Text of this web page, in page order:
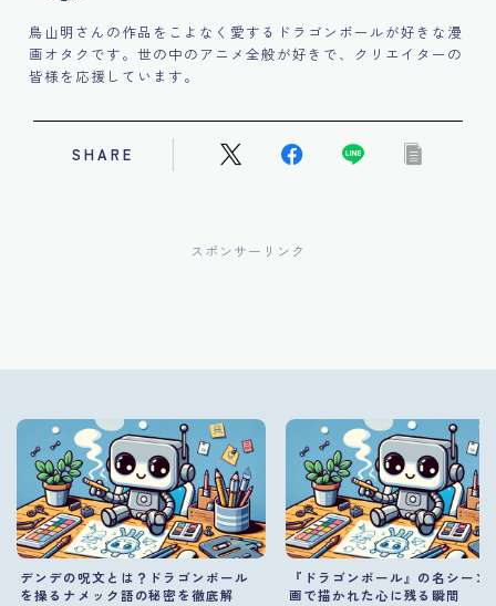
鳥山明さんの作品をこよなく愛するドラゴンボールが好きな漫
画オタクです。世の中のアニメ全般が好きで、クリエイターの
皆様を応援しています。
SHARE
スポンサーリンク
デンデの呪文とは？ドラゴンボール
を操るナメック語の秘密を徹底解
『ドラゴンボール』の名シーン
画で描かれた心に残る瞬間